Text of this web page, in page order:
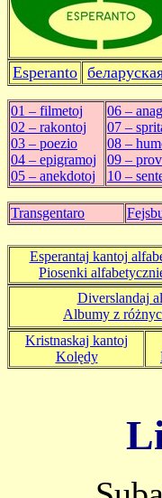
Esperanto
01 ‒ filmetoj
02 ‒ rakontoj
03 ‒ poezio
04 ‒ epigramoj
05 ‒ anekdotoj
06 ‒
07 ‒
08 ‒
09 ‒
10 ‒
Transgentaro
Esperantaj kantoj
Piosenki
Diverslandaj
Albumy z
Kristnaskaj kantoj
Kolędy